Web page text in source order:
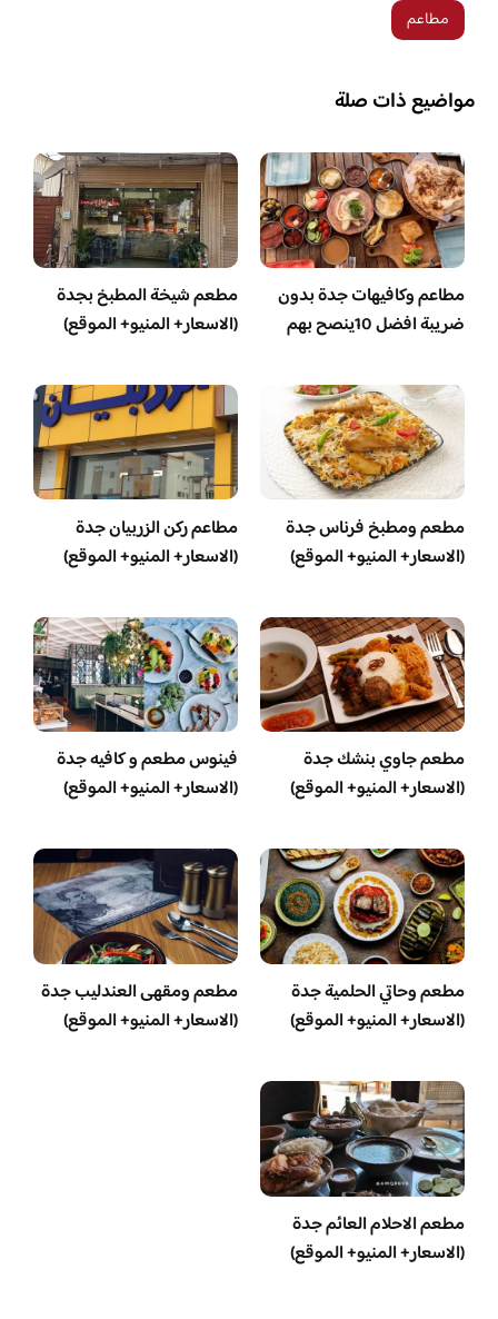
مطاعم
مواضيع ذات صلة
مطاعم وكافيهات جدة بدون
ضريبة افضل 10ينصح بهم
مطعم شيخة المطبخ بجدة
(الاسعار+ المنيو+ الموقع)
مطعم ومطبخ فرناس جدة
(الاسعار+ المنيو+ الموقع)
مطاعم ركن الزربيان جدة
(الاسعار+ المنيو+ الموقع)
مطعم جاوي بنشك جدة
(الاسعار+ المنيو+ الموقع)
فينوس مطعم و كافيه جدة
(الاسعار+ المنيو+ الموقع)
مطعم وحاتي الحلمية جدة
(الاسعار+ المنيو+ الموقع)
مطعم ومقهى العندليب جدة
(الاسعار+ المنيو+ الموقع)
مطعم الاحلام العائم جدة
(الاسعار+ المنيو+ الموقع)